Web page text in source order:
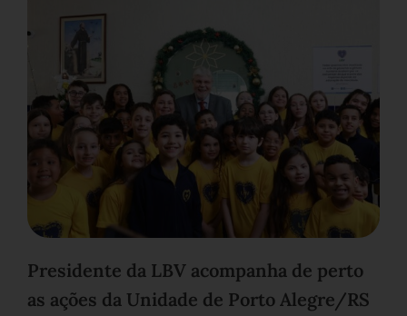
Presidente da LBV acompanha de perto
as ações da Unidade de Porto Alegre/RS